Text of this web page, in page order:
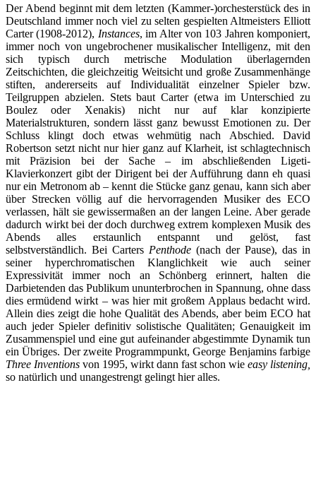
Der Abend beginnt mit dem letzten (Kammer-)orchesterstück des in
Deutschland immer noch viel zu selten gespielten Altmeisters Elliott
Carter (1908-2012), Instances, im Alter von 103 Jahren komponiert,
immer noch von ungebrochener musikalischer Intelligenz, mit den
sich typisch durch metrische Modulation überlagernden
Zeitschichten, die gleichzeitig Weitsicht und große Zusammenhänge
stiften, andererseits auf Individualität einzelner Spieler bzw.
Teilgruppen abzielen. Stets baut Carter (etwa im Unterschied zu
Boulez oder Xenakis) nicht nur auf klar konzipierte
Materialstrukturen, sondern lässt ganz bewusst Emotionen zu. Der
Schluss klingt doch etwas wehmütig nach Abschied. David
Robertson setzt nicht nur hier ganz auf Klarheit, ist schlagtechnisch
mit Präzision bei der Sache – im abschließenden Ligeti-
Klavierkonzert gibt der Dirigent bei der Aufführung dann eh quasi
nur ein Metronom ab – kennt die Stücke ganz genau, kann sich aber
über Strecken völlig auf die hervorragenden Musiker des ECO
verlassen, hält sie gewissermaßen an der langen Leine. Aber gerade
dadurch wirkt bei der doch durchweg extrem komplexen Musik des
Abends alles erstaunlich entspannt und gelöst, fast
selbstverständlich. Bei Carters Penthode (nach der Pause), das in
seiner hyperchromatischen Klanglichkeit wie auch seiner
Expressivität immer noch an Schönberg erinnert, halten die
Darbietenden das Publikum ununterbrochen in Spannung, ohne dass
dies ermüdend wirkt – was hier mit großem Applaus bedacht wird.
Allein dies zeigt die hohe Qualität des Abends, aber beim ECO hat
auch jeder Spieler definitiv solistische Qualitäten; Genauigkeit im
Zusammenspiel und eine gut aufeinander abgestimmte Dynamik tun
ein Übriges. Der zweite Programmpunkt, George Benjamins farbige
Three Inventions von 1995, wirkt dann fast schon wie easy listening,
so natürlich und unangestrengt gelingt hier alles.